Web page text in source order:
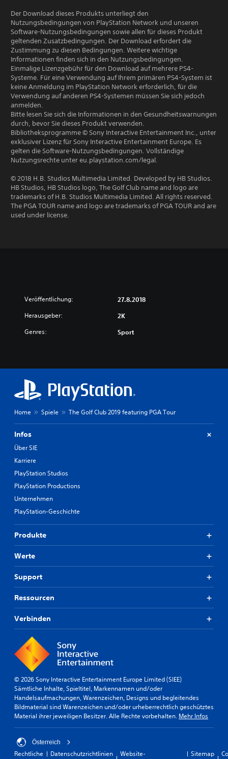
Der Download dieses Produkts unterliegt den
Nutzungsbedingungen von PlayStation Network und unseren
Software-Nutzungsbedingungen sowie allen für dieses Produkt
geltenden Zusatzbedingungen. Der Download erfordert die
Zustimmung zu diesen Bedingungen. Weitere wichtige
Informationen finden sich in den Nutzungsbedingungen.
Einmalige Lizenzgebühr für den Download auf mehrere PS4-
Systeme. Für eine Verwendung auf Ihrem primären PS4-System ist
keine Anmeldung im PlayStation Network erforderlich, für die
Verwendung auf anderen PS4-Systemen müssen Sie sich jedoch
anmelden.
Bitte lesen Sie sich die Informationen in den Gesundheitswarnungen
durch, bevor Sie dieses Produkt verwenden.
Bibliotheksprogramme © Sony Interactive Entertainment Inc., unter
exklusiver Lizenz für Sony Interactive Entertainment Europe. Es
gelten die Software-Nutzungsbedingungen. Vollständige
Nutzungsrechte unter eu.playstation.com/legal.
© 2018 H.B. Studios Multimedia Limited. Developed by HB Studios.
HB Studios, HB Studios logo, The Golf Club name and logo are
trademarks of H.B. Studios Multimedia Limited. All rights reserved.
The PGA TOUR name and logo are trademarks of PGA TOUR and are
used under license.
Veröffentlichung: 27.8.2018
Herausgeber: 2K
Genres: Sport
Home Spiele The Golf Club 2019 featuring PGA Tour
Infos
Über SIE
Karriere
PlayStation Studios
PlayStation Productions
Unternehmen
PlayStation-Geschichte
Produkte
Werte
Support
Ressourcen
Verbinden
© 2026 Sony Interactive Entertainment Europe Limited (SIEE)
Sämtliche Inhalte, Spieltitel, Markennamen und/oder
Handelsaufmachungen, Warenzeichen, Designs und begleitendes
Bildmaterial sind Warenzeichen und/oder urheberrechtlich geschütztes
Material ihrer jeweiligen Besitzer. Alle Rechte vorbehalten. Mehr Infos
Österreich
Rechtliche
Datenschutzrichtlinien
Website-
Sitemap